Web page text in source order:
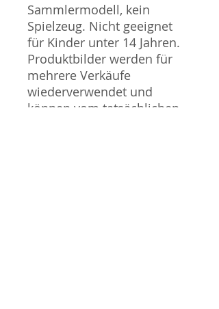
Sammlermodell, kein
Spielzeug. Nicht geeignet
für Kinder unter 14 Jahren.
Produktbilder werden für
mehrere Verkäufe
wiederverwendet und
können vom tatsächlichen